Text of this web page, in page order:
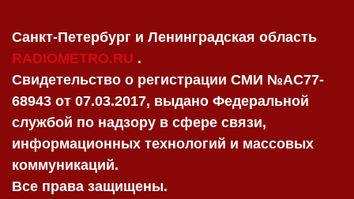
Санкт-Петербург и Ленинградская область
RADIOMETRO.RU .
Свидетельство о регистрации СМИ №AC77-
68943 от 07.03.2017, выдано Федеральной
службой по надзору в сфере связи,
информационных технологий и массовых
коммуникаций.
Все права защищены.